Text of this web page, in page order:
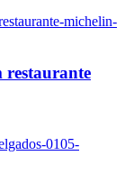
michelin-
restaurante
0105-